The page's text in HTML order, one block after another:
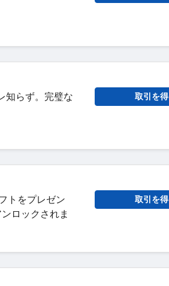
知らず。完璧な
取引を
トをプレゼン
ロックされま
取引を